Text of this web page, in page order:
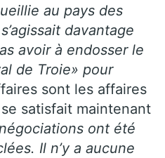
au pays des
davantage
avoir à endosser le
de Troie» pour
sont les affaires
satisfait maintenant
ont été
Il n’y a aucune